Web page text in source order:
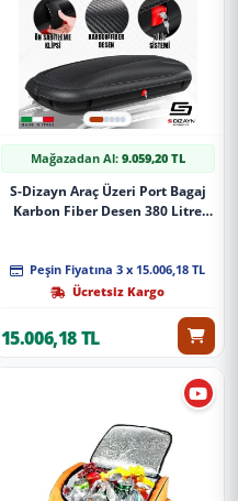
Mağazadan Al: 9.059,20 TL
S-Dizayn Araç Üzeri Port Bagaj
Karbon Fiber Desen 380 Litre
Peşin Fiyatına 3 x 15.006,18 TL
Ücretsiz Kargo
15.006,18 TL